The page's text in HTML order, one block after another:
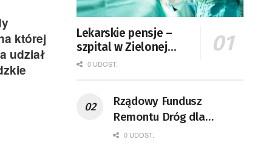
której
udział
Lekarskie pensje –
szpital w Zielonej
Górze podaje dane
0 UDOST.
Rządowy Fundusz
Remontu Dróg dla
województwa lubuskiego
0 UDOST.